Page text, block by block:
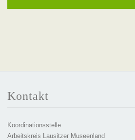
Kontakt
Koordinationsstelle
Arbeitskreis Lausitzer Museenland